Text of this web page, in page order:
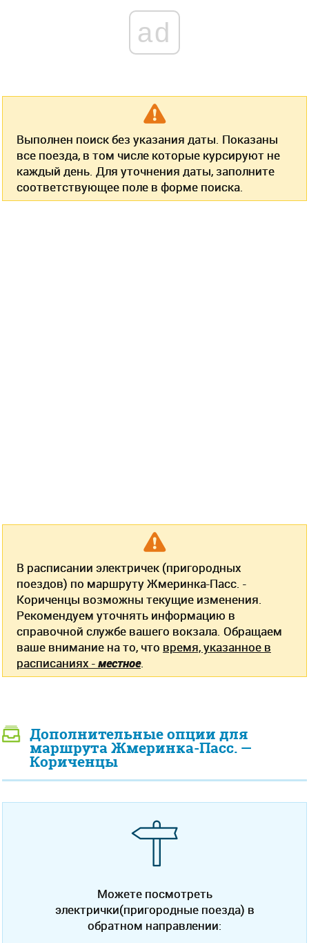
ad
Выполнен поиск без указания даты. Показаны
все поезда, в том числе которые курсируют не
каждый день. Для уточнения даты, заполните
соответствующее поле в форме поиска.
В расписании электричек (пригородных
поездов) по маршруту Жмеринка-Пасс. -
Кориченцы возможны текущие изменения.
Рекомендуем уточнять информацию в
справочной службе вашего вокзала. Обращаем
ваше внимание на то, что время, указанное в
расписаниях -местное.
Дополнительные опции для
маршрута Жмеринка-Пасс. —
Кориченцы
Можете посмотреть
электрички(пригородные поезда) в
обратном направлении: